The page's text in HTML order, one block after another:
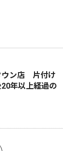
ウン店 片付け
年以上経過の